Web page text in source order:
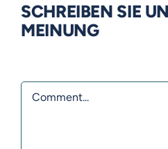
SCHREIBEN SIE
MEINUNG
Comment